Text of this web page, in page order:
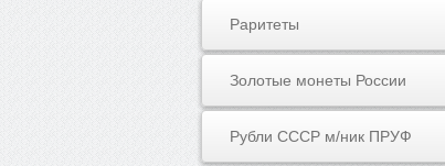
Раритеты
Золотые монеты России
Рубли СССР м/ник ПРУФ